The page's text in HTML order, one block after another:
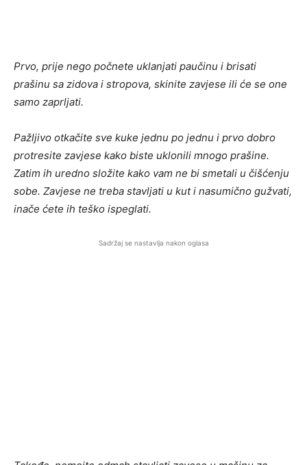
Prvo, prije nego počnete uklanjati paučinu i brisati
prašinu sa zidova i stropova, skinite zavjese ili će se one
samo zaprljati.
Pažljivo otkačite sve kuke jednu po jednu i prvo dobro
protresite zavjese kako biste uklonili mnogo prašine.
Zatim ih uredno složite kako vam ne bi smetali u čišćenju
sobe. Zavjese ne treba stavljati u kut i nasumično gužvati,
inače ćete ih teško ispeglati.
Sadržaj se nastavlja nakon oglasa